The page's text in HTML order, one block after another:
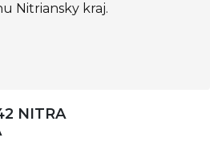
Nitriansky kraj.
NITRA